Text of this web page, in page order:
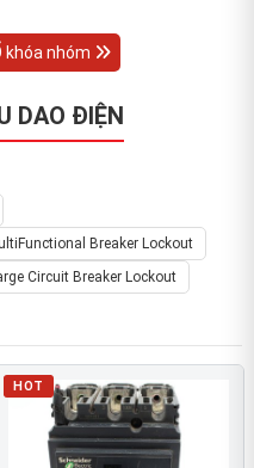
khóa nhóm
DAO ĐIỆN
Breaker Lockout
Circuit Breaker Lockout
HOT